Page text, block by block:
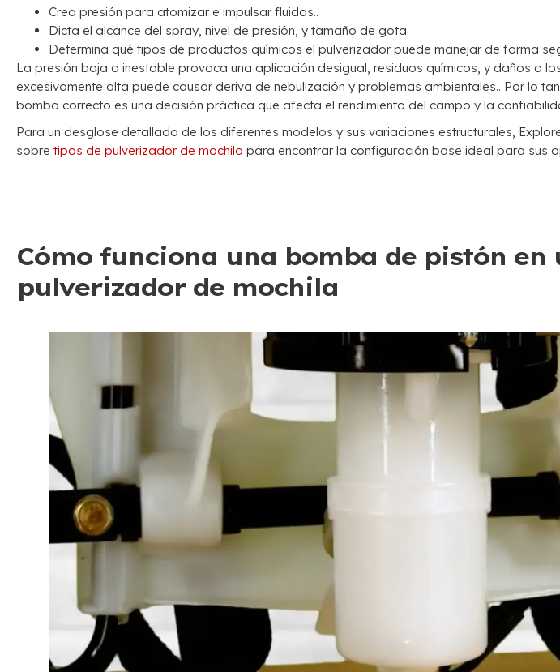
Crea presión para atomizar e impulsar fluidos..
Dicta el alcance del spray, nivel de presión, y tamaño de gota.
Determina qué tipos de productos químicos el pulverizador puede manejar de forma
La presión baja o inestable provoca una aplicación desigual, residuos químicos, y daños a
excesivamente alta puede causar deriva de nebulización y problemas ambientales.. Por lo
bomba correcto es una decisión práctica que afecta el rendimiento del campo y la
Para un desglose detallado de los diferentes modelos y sus variaciones estructurales,
sobre tipos de pulverizador de mochila para encontrar la configuración base ideal para sus
Cómo funciona una bomba de pistón en
pulverizador de mochila